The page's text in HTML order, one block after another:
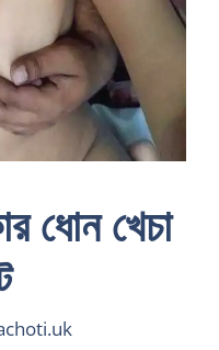
ধোন খেচা